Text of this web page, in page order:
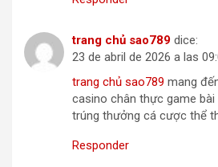
tra​n​g​ c​hủ​ s​a​o​7​89 dice:
23 de abril de 2026 a las
tra​ng c​h​ủ​ ​sa​o789 mang
casino chân thực game
trúng thưởng cá cược thể
Responder